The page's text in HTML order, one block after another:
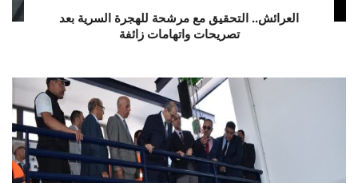
العرائش.. التحقيق مع مرشحة للهجرة السرية بعد
تصريحات واتهامات زائفة